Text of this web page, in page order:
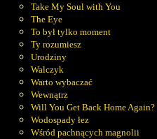
Take My Soul with You
The Eye
To był tylko moment
Ty rozumiesz
Urodziny
Walczyk
Warto wybaczać
Wewnątrz
Will You Get Back Home Again?
Wodospady łez
Wśród pachnących magnolii